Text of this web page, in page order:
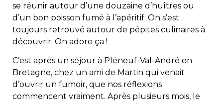
se réunir autour d’une douzaine d’huîtres ou
d’un bon poisson fumé à l’apéritif. On s’est
toujours retrouvé autour de pépites culinaires à
découvrir. On adore ça !
C’est après un séjour à Pléneuf-Val-André en
Bretagne, chez un ami de Martin qui venait
d’ouvrir un fumoir, que nos réflexions
commencent vraiment. Après plusieurs mois, le